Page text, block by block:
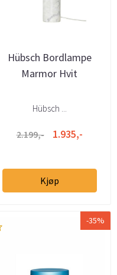
Hübsch Bordlampe
Marmor Hvit
Hübsch ...
2.199,- 1.935,-
Kjøp
-35%